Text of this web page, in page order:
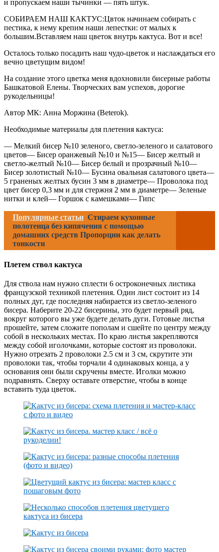
и пропускаем наши тычинки — пять штук.
СОБИРАЕМ НАШ КАКТУС:Цвток начинаем собирать с
пестика, к нему крепим наши лепестки: от малых к
большим.Вставляем наш цветок внутрь кактуса. Вот и все!
Осталось только посадить наш чудо-цветок и наслаждаться его
вечно цветущим видом!
На создание этого цветка меня вдохновили бисерные работы
Башкатовой Елены. Творческих вам успехов, дорогие
рукодельницы!
Автор МК: Анна Моржина (Beterok).
Необходимые материалы для плетения кактуса:
— Мелкий бисер №10 зеленого, светло-зеленого и салатового
цветов— Бисер оранжевый №10 и №15— Бисер желтый и
светло-желтый №10— Бисер белый и прозрачный №10—
Бисер золотистый №10— Бусина овальная салатового цвета—
5 граненых желтых бусин 3 мм в диаметре— Проволока под
цвет бисер 0,3 мм и для стержня 2 мм в диаметре— Зеленые
нитки и клей— Горшок с камешками— Гипс
Популярные статьи Стираем кухонные
полотенца без кипячения с помощью
домашних средств Пропорции как делать
тонкости
Плетем ствол кактуса
Для ствола нам нужно сплести 6 остроконечных листика
французской техникой плетения. Один лист состоит из 14
полных дуг, где последняя набирается из светло-зеленого
бисера. Наберите 20-22 бисерины, это будет первый ряд,
вокруг которого вы уже будете делать дуги. Готовые листья
прошейте, затем сложите пополам и сшейте по центру между
собой в нескольких местах. По краю листья закрепляются
между собой иголочками, которые состоят из проволоки.
Нужно отрезать 2 проволоки 2.5 см и 3 см, скрутите эти
проволоки так, чтобы торчали 4 одинаковых конца, а у
основания они были скручены вместе. Иголки можно
подравнять. Сверху оставьте отверстие, чтобы в конце
вставить туда цветок.